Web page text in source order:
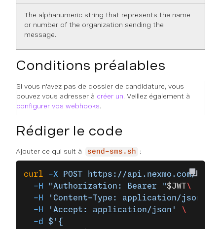
The alphanumeric string that represents the name
or number of the organization sending the
message.
Conditions préalables
Si vous n'avez pas de dossier de candidature, vous
pouvez vous adresser à créer un. Veillez également à
configurer vos webhooks.
Rédiger le code
Ajouter ce qui suit à send-sms.sh :
curl -X POST https://api.nexmo.com/v1/
  -H
"Authorization: Bearer "$JWT\
  -H
'Content-Type: application/json'
  -H
'Accept: application/json'
\
  -d
$'{